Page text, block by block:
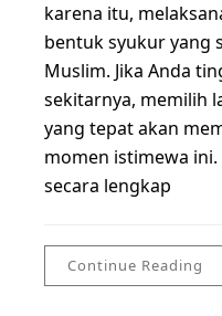
karena itu,
bentuk syukur yang
Muslim. Jika Anda
sekitarnya, memilih
yang tepat akan
momen istimewa
secara lengkap
Continue Reading